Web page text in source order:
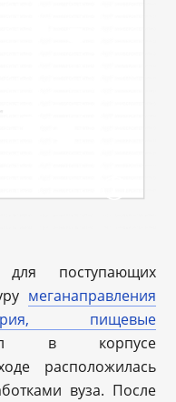
поступающих
меганаправления
пищевые
в корпусе
расположилась
вуза. После